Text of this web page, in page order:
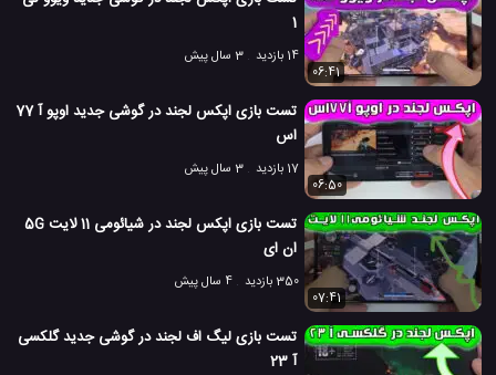
1
14 بازدید
3 سال پیش
06:41
تست بازی اپکس لجند در گوشی جدید اوپو آ 77
اس
17 بازدید
3 سال پیش
06:50
تست بازی اپکس لجند در شیائومی 11 لایت 5G
ان ای
350 بازدید
4 سال پیش
07:41
تست بازی لیگ اف لجند در گوشی جدید گلکسی
آ 23